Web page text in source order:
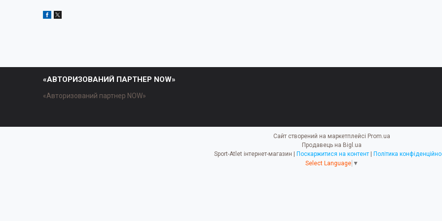
«АВТОРИЗОВАНИЙ ПАРТНЕР NOW»
«Авторизований партнер NOW»
Сайт створений на маркетплейсі Prom.ua
Продавець на Bigl.ua
Sport-Atlet інтернет-магазин | Поскаржитися на контент | Політика
Select Language ▼